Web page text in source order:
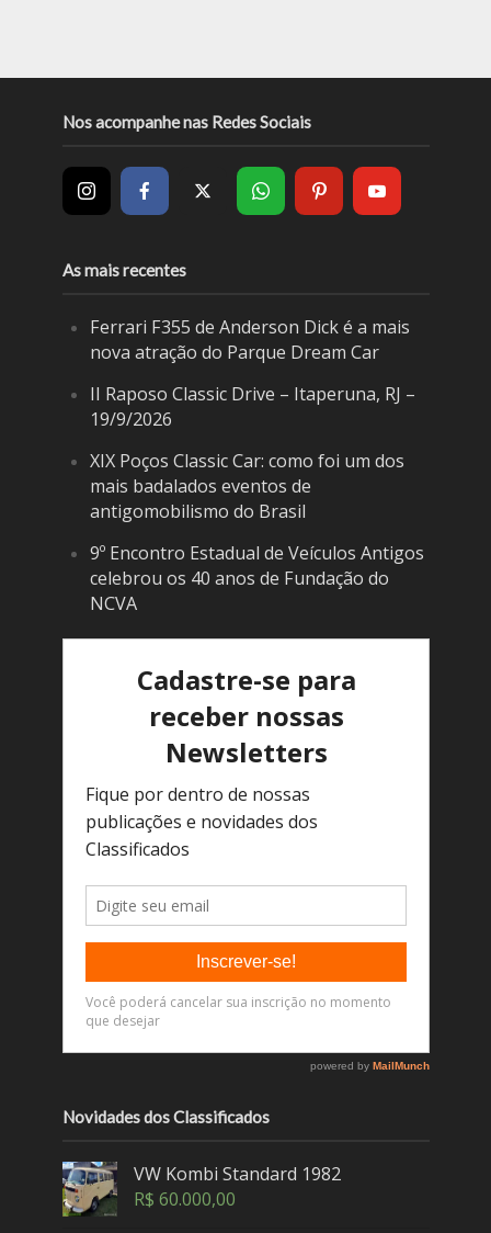
Nos acompanhe nas Redes Sociais
As mais recentes
Ferrari F355 de Anderson Dick é a mais
nova atração do Parque Dream Car
II Raposo Classic Drive – Itaperuna, RJ –
19/9/2026
XIX Poços Classic Car: como foi um dos
mais badalados eventos de
antigomobilismo do Brasil
9º Encontro Estadual de Veículos Antigos
celebrou os 40 anos de Fundação do
NCVA
Novidades dos Classificados
VW Kombi Standard 1982
R$ 60.000,00